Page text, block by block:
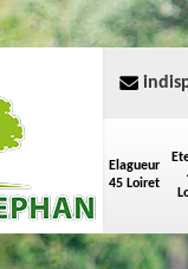
Elagueur
45 Loiret